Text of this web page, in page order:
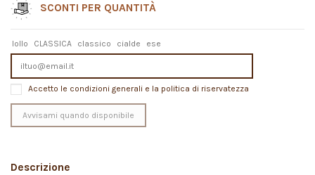
SCONTI PER QUANTITÀ
lollo CLASSICA classico cialde ese
Accetto le condizioni generali e la politica di riservatezza
Descrizione